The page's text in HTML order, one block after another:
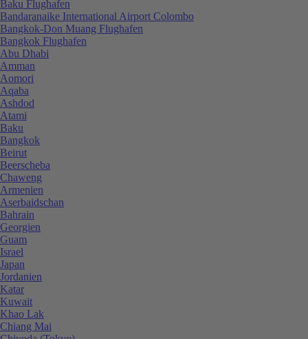
Baku Flughafen
Bandaranaike International Airport Colombo
Bangkok-Don Muang Flughafen
Bangkok Flughafen
Abu Dhabi
Amman
Aomori
Aqaba
Ashdod
Atami
Baku
Bangkok
Beirut
Beerscheba
Chaweng
Armenien
Aserbaidschan
Bahrain
Georgien
Guam
Israel
Japan
Jordanien
Katar
Kuwait
Khao Lak
Chiang Mai